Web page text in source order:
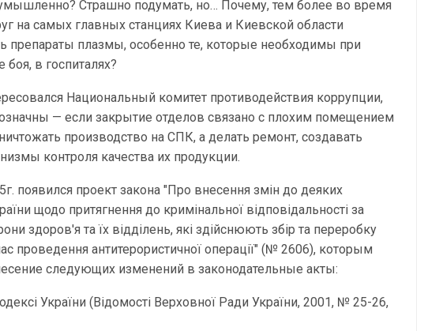
Страшно подумать, но… Почему, тем более во время
на самых главных станциях Киева и Киевской области
препараты плазмы, особенно те, которые необходимы при
боя, в госпиталях?
Национальный комитет противодействия коррупции,
— если закрытие отделов связано с плохим помещением
производство на СПК, а делать ремонт, создавать
контроля качества их продукции.
появился проект закона "Про внесення змін до деяких
щодо притягнення до кримінальної відповідальності за
здоров'я та їх відділень, які здійснюють збір та переробку
проведення антитерористичної операції" (№ 2606), которым
следующих изменений в законодательные акты:
України (Відомості Верховної Ради України, 2001, № 25-26,